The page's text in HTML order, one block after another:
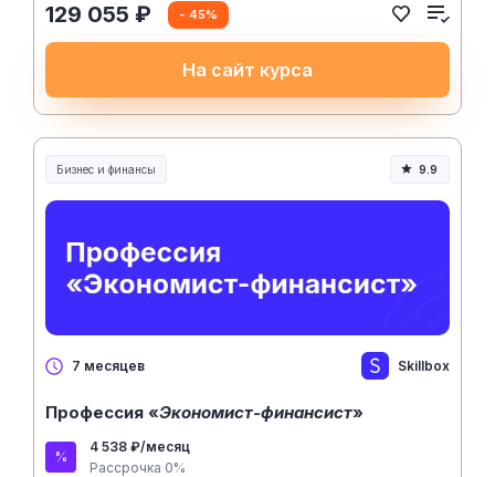
129 055 ₽ - 45%
На сайт курса
Бизнес и финансы 9.9
7 месяцев Skillbox
Профессия «Экономист-финансист»
4 538 ₽/месяц
Рассрочка 0%